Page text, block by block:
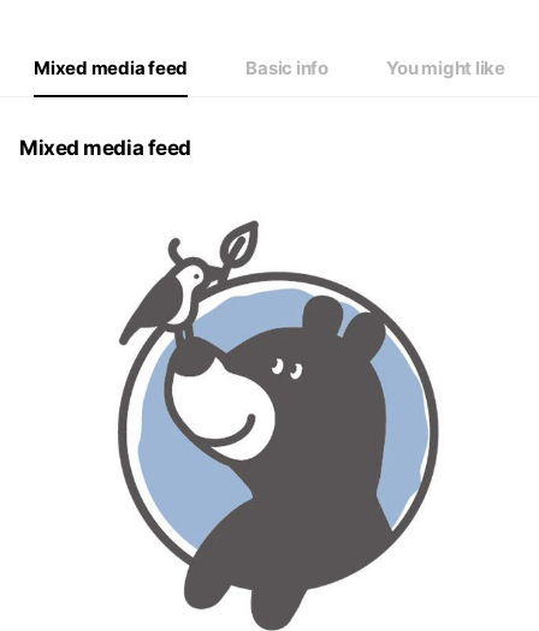
Mixed media feed Basic info You might like
Mixed media feed